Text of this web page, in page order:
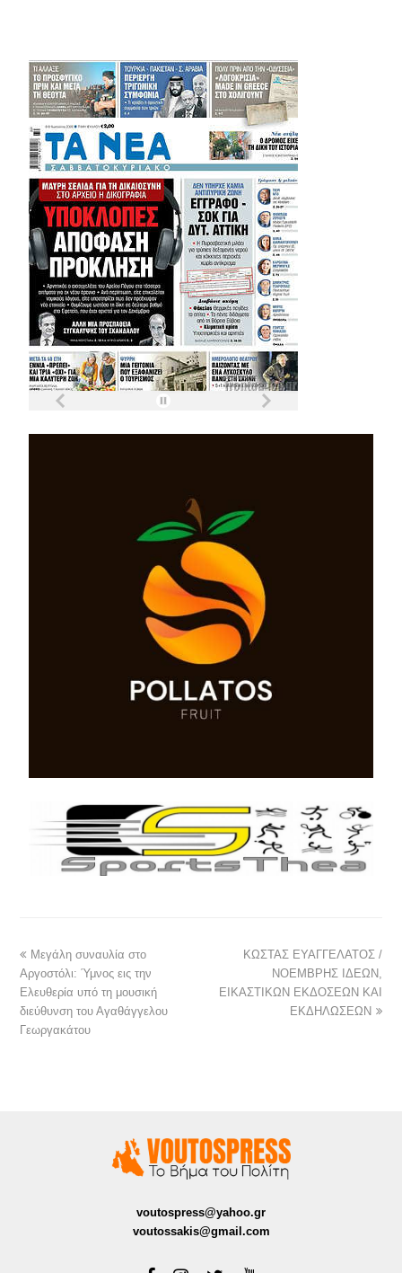
Μεγάλη συναυλία στο
Αργοστόλι: Ύμνος εις την
Ελευθερία υπό τη μουσική
διεύθυνση του Αγαθάγγελου
Γεωργακάτου
ΚΩΣΤΑΣ ΕΥΑΓΓΕΛΑΤΟΣ /
ΝΟΕΜΒΡΗΣ ΙΔΕΩΝ,
ΕΙΚΑΣΤΙΚΩΝ ΕΚΔΟΣΕΩΝ ΚΑΙ
ΕΚΔΗΛΩΣΕΩΝ
voutospress@yahoo.gr
voutossakis@gmail.com